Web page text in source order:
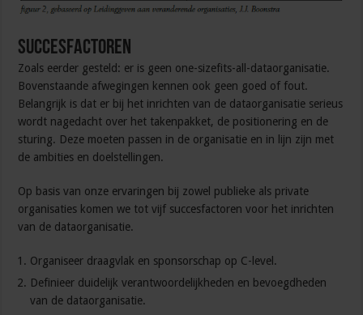
SUCCESFACTOREN
Zoals eerder gesteld: er is geen one-sizefits-all-dataorganisatie.
Bovenstaande afwegingen kennen ook geen goed of fout.
Belangrijk is dat er bij het inrichten van de dataorganisatie serieus
wordt nagedacht over het takenpakket, de positionering en de
sturing. Deze moeten passen in de organisatie en in lijn zijn met
de ambities en doelstellingen.
Op basis van onze ervaringen bij zowel publieke als private
organisaties komen we tot vijf succesfactoren voor het inrichten
van de dataorganisatie.
Organiseer draagvlak en sponsorschap op C-level.
Definieer duidelijk verantwoordelijkheden en bevoegdheden
van de dataorganisatie.